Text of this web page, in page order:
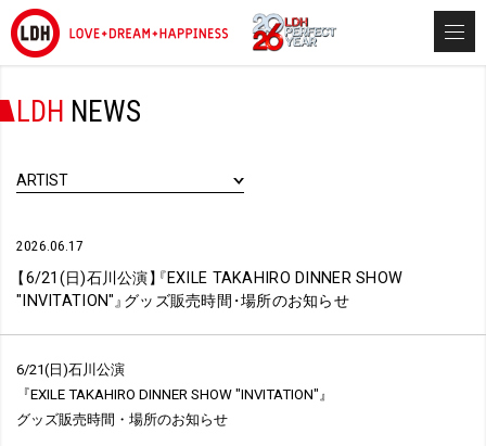
LDH NEWS
ARTIST
2026.06.17
【6/21(日)石川公演】
『EXILE TAKAHIRO DINNER SHOW
"INVITATION"』グッズ販売時間・場所のお知らせ
6/21(日)石川公演
『EXILE TAKAHIRO DINNER SHOW "INVITATION"』
グッズ販売時間・場所のお知らせ